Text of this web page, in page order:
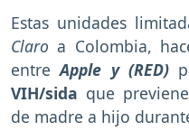
Estas unidades
Claro a Colombia,
entre Apple y (RED)
VIH/sida que
de madre a hijo